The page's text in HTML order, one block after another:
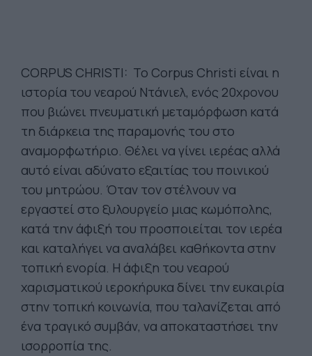
CORPUS CHRISTI: Το Corpus Christi είναι η
ιστορία του νεαρού Ντάνιελ, ενός 20χρονου
που βιώνει πνευματική μεταμόρφωση κατά
τη διάρκεια της παραμονής του στο
αναμορφωτήριο. Θέλει να γίνει ιερέας αλλά
αυτό είναι αδύνατο εξαιτίας του ποινικού
του μητρώου. Όταν τον στέλνουν να
εργαστεί στο ξυλουργείο μιας κωμόπολης,
κατά την άφιξή του προσποιείται τον ιερέα
και καταλήγει να αναλάβει καθήκοντα στην
τοπική ενορία. Η άφιξη του νεαρού
χαρισματικού ιεροκήρυκα δίνει την ευκαιρία
στην τοπική κοινωνία, που ταλανίζεται από
ένα τραγικό συμβάν, να αποκαταστήσει την
ισορροπία της.